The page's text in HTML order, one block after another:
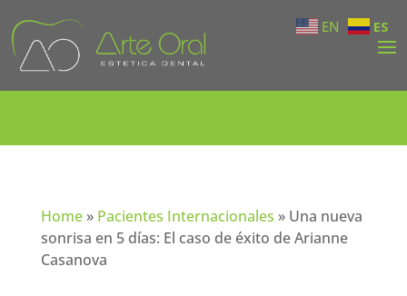
Home» Pacientes Internacionales » Una nueva
sonrisa en 5 días: El caso de éxito de Arianne
Casanova
EN ES